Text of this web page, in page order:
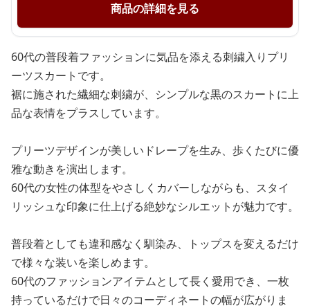
商品の詳細を見る
60代の普段着ファッションに気品を添える刺繍入りプリ
ーツスカートです。
裾に施された繊細な刺繍が、シンプルな黒のスカートに上
品な表情をプラスしています。
プリーツデザインが美しいドレープを生み、歩くたびに優
雅な動きを演出します。
60代の女性の体型をやさしくカバーしながらも、スタイ
リッシュな印象に仕上げる絶妙なシルエットが魅力です。
普段着としても違和感なく馴染み、トップスを変えるだけ
で様々な装いを楽しめます。
60代のファッションアイテムとして長く愛用でき、一枚
持っているだけで日々のコーディネートの幅が広がりま